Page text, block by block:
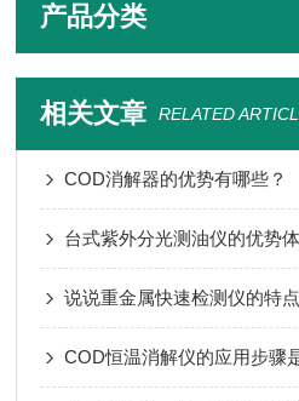
产品分类
相关文章 RELATED
COD消解器的优势有哪些？
台式紫外分光测油仪的优势
说说重金属快速检测仪的特
COD恒温消解仪的应用步骤